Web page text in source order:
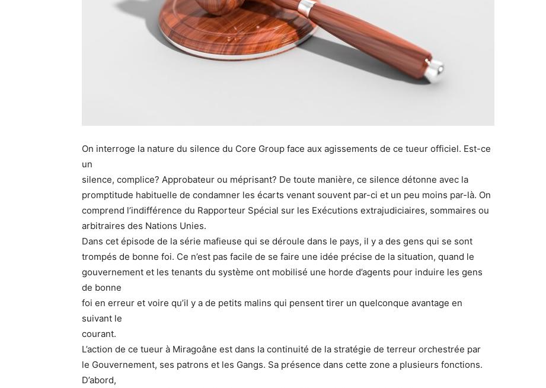
On interroge la nature du silence du Core Group face aux agissements de ce tueur officiel. Est-ce
un
silence, complice? Approbateur ou méprisant? De toute manière, ce silence détonne avec la
promptitude habituelle de condamner les écarts venant souvent par-ci et un peu moins par-là. On
comprend l’indifférence du Rapporteur Spécial sur les Exécutions extrajudiciaires, sommaires ou
arbitraires des Nations Unies.
Dans cet épisode de la série mafieuse qui se déroule dans le pays, il y a des gens qui se sont
trompés de bonne foi. Ce n’est pas facile de se faire une idée précise de la situation, quand le
gouvernement et les tenants du système ont mobilisé une horde d’agents pour induire les gens
de bonne
foi en erreur et voire qu’il y a de petits malins qui pensent tirer un quelconque avantage en
suivant le
courant.
L’action de ce tueur à Miragoâne est dans la continuité de la stratégie de terreur orchestrée par
le Gouvernement, ses patrons et les Gangs. Sa présence dans cette zone a plusieurs fonctions.
D’abord,